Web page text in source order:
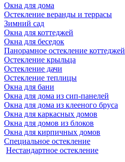
Окна для дома
Остекление веранды и террасы
Зимний сад
Окна для коттеджей
Окна для беседок
Панорамное остекление коттеджей
Остекление крыльца
Остекление дачи
Остекление теплицы
Окна для бани
Окна для дома из сип-панелей
Окна для дома из клееного бруса
Окна для каркасных домов
Окна для домов из блоков
Окна для кирпичных домов
Специальное остекление
Нестандартное остекление